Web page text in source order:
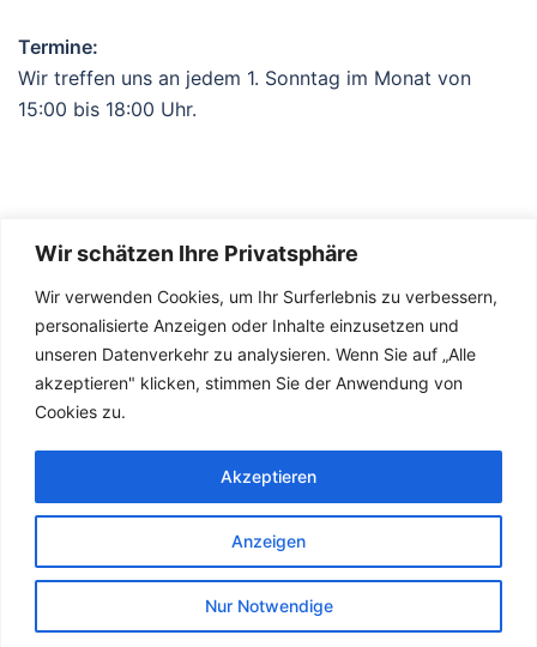
Wir schätzen Ihre Privatsphäre
Wir verwenden Cookies, um Ihr Surferlebnis zu verbessern,
personalisierte Anzeigen oder Inhalte einzusetzen und
unseren Datenverkehr zu analysieren. Wenn Sie auf „Alle
akzeptieren" klicken, stimmen Sie der Anwendung von
Cookies zu.
Anzeigen
Nur Notwendige
Akzeptieren
Termine:
Wir treffen uns an jedem 1. Sonntag im Monat von
15:00 bis 18:00 Uhr.
Kontakt
Impressum
Datenschutzerklärung
© 2026 SteeNaLa.